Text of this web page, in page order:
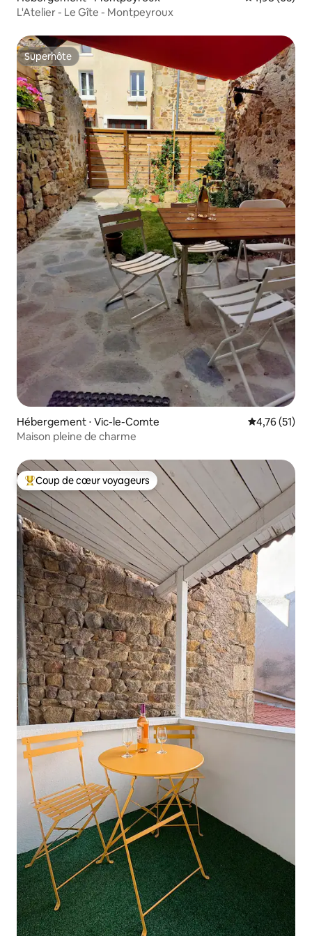
L'Atelier - Le Gîte - Montpeyroux
Superhôte
Superhôte
Hébergement ⋅ Vic-le-Comte Évaluation
4,76 (51)
Maison pleine de charme
Coups de cœur voyageurs les plus appréciés
Coup de cœur voyageurs